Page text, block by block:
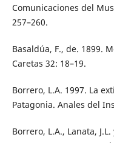
Comunicaciones del
257–260.
Basaldúa, F., de. 1899.
Caretas 32: 18–19.
Borrero, L.A. 1997. La
Patagonia. Anales del
Borrero, L.A., Lanata,